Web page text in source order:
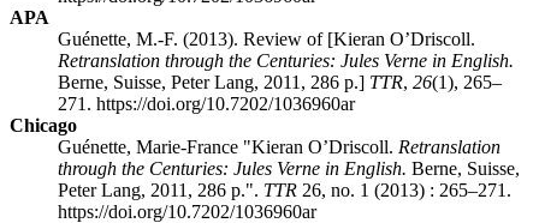
APA
Guénette, M.-F. (2013). Review of [Kieran O’Driscoll.
Retranslation through the Centuries: Jules Verne in English.
Berne, Suisse, Peter Lang, 2011, 286 p.] TTR, 26(1), 265–
271. https://doi.org/10.7202/1036960ar
Chicago
Guénette, Marie-France "Kieran O’Driscoll. Retranslation
through the Centuries: Jules Verne in English. Berne, Suisse,
Peter Lang, 2011, 286 p.". TTR 26, no. 1 (2013) : 265–271.
https://doi.org/10.7202/1036960ar